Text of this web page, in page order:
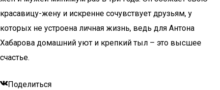
красавицу-жену и искренне сочувствует друзьям, у
которых не устроена личная жизнь, ведь для Антона
Хабарова домашний уют и крепкий тыл – это высшее
счастье.
Поделиться